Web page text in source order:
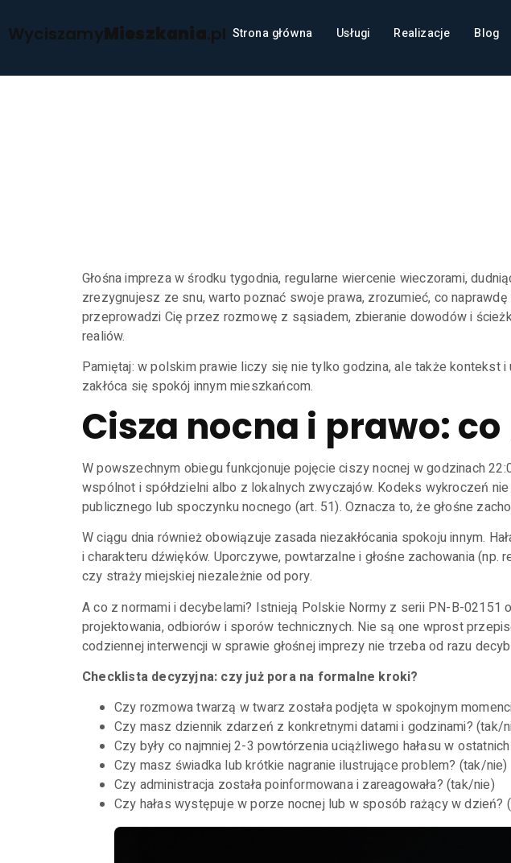
WyciszamyMieszkania.pl Strona główna Usługi Realizacje Blog
Głośna impreza w środku tygodnia, regularne wiercenie wieczorami,
zrezygnujesz ze snu, warto poznać swoje prawa, zrozumieć, co
przeprowadzi Cię przez rozmowę z sąsiadem, zbieranie dowodów i
realiów.
Pamiętaj: w polskim prawie liczy się nie tylko godzina, ale także kontekst
zakłóca się spokój innym mieszkańcom.
Cisza nocna i prawo:
W powszechnym obiegu funkcjonuje pojęcie ciszy nocnej w godzinach
wspólnot i spółdzielni albo z lokalnych zwyczajów. Kodeks wykroczeń
publicznego lub spoczynku nocnego (art. 51). Oznacza to, że głośne
W ciągu dnia również obowiązuje zasada niezakłócania spokoju innym.
i charakteru dźwięków. Uporczywe, powtarzalne i głośne zachowania
czy straży miejskiej niezależnie od pory.
A co z normami i decybelami? Istnieją Polskie Normy z serii PN-B-02151
projektowania, odbiorów i sporów technicznych. Nie są one wprost
codziennej interwencji w sprawie głośnej imprezy nie trzeba od razu
Checklista decyzyjna: czy już pora na formalne kroki?
Czy rozmowa twarzą w twarz została podjęta w spokojnym
Czy masz dziennik zdarzeń z konkretnymi datami i godzinami? (tak/
Czy były co najmniej 2-3 powtórzenia uciążliwego hałasu w
Czy masz świadka lub krótkie nagranie ilustrujące problem? (tak/nie)
Czy administracja została poinformowana i zareagowała? (tak/nie)
Czy hałas występuje w porze nocnej lub w sposób rażący w dzień?